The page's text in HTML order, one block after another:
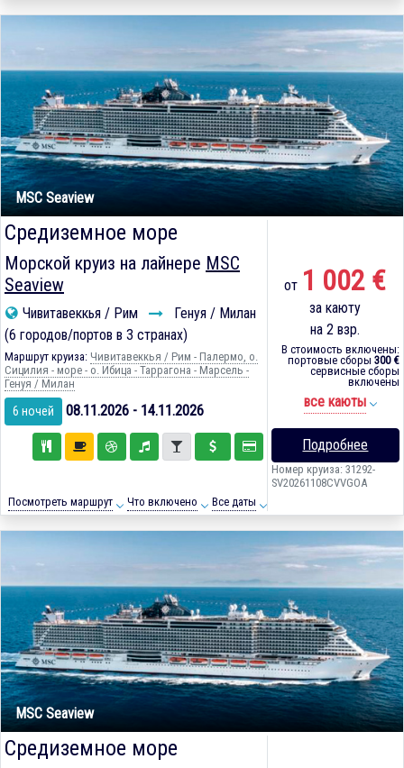
MSC Seaview
Средиземное море
Морской круиз на лайнере MSC
Seaview
Чивитавеккья / Рим
Генуя / Милан
(6 городов/портов в 3 странах)
Маршрут круиза: Чивитавеккья / Рим - Палермо, о.
Сицилия - море - о. Ибица - Таррагона - Марсель -
Генуя / Милан
6 ночей 08.11.2026 - 14.11.2026
Посмотреть маршрут Что включено Все даты
от 1 002 €
за каюту
на 2 взр.
В стоимость включены:
портовые сборы 300 €
сервисные сборы
включены
все каюты
Подробнее
Номер круиза: 31292-
SV20261108CVVGOA
MSC Seaview
Средиземное море